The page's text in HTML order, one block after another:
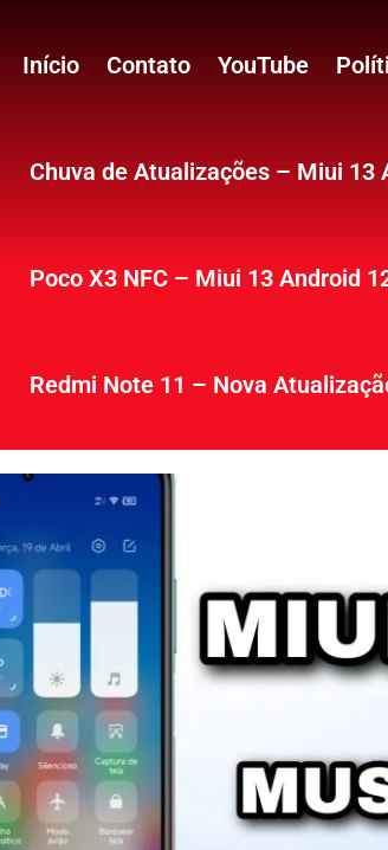
Início Contato YouTube
Chuva de Atualizações – Miui
Poco X3 NFC – Miui 13 Android
Redmi Note 11 – Nova